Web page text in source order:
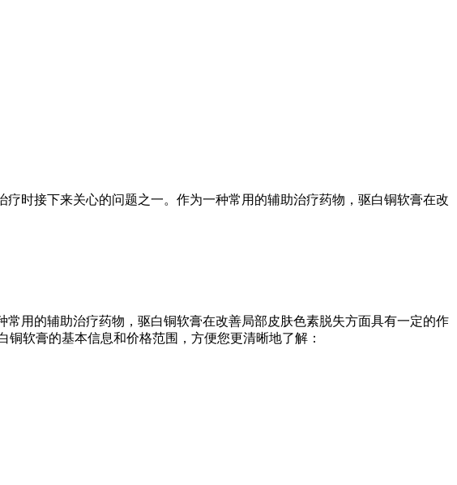
时接下来关心的问题之一。作为一种常用的辅助治疗药物，驱白铜软膏在改
用的辅助治疗药物，驱白铜软膏在改善局部皮肤色素脱失方面具有一定的作
软膏的基本信息和价格范围，方便您更清晰地了解：